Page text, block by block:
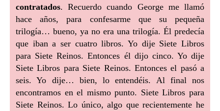
contratados. Recuerdo cuando George me llamó
hace años, para confesarme que su pequeña
trilogía… bueno, ya no era una trilogía. Él predecía
que iban a ser cuatro libros. Yo dije Siete Libros
para Siete Reinos. Entonces él dijo cinco. Yo dije
Siete Libros para Siete Reinos. Entonces el pasó a
seis. Yo dije… bien, lo entendéis. Al final nos
encontramos en el mismo punto. Siete Libros para
Siete Reinos. Lo único, algo que recientemente he